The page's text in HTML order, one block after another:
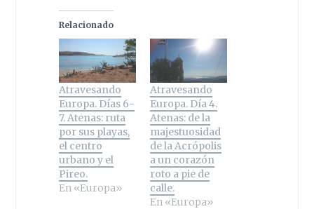
Relacionado
Atravesando
Europa. Días 6-
7. Atenas: ruta
por sus playas,
el centro
urbano y el
Pireo.
En «Europa»
Atravesando
Europa. Día 4.
Atenas: de la
majestuosidad
de la Acrópolis
a un corazón
roto a pie de
calle.
En «Europa»